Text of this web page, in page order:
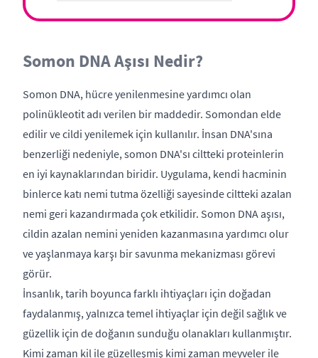
Somon DNA Aşısı Nedir?
Somon DNA, hücre yenilenmesine yardımcı olan
polinükleotit adı verilen bir maddedir. Somondan elde
edilir ve cildi yenilemek için kullanılır. İnsan DNA'sına
benzerliği nedeniyle, somon DNA'sı ciltteki proteinlerin
en iyi kaynaklarından biridir. Uygulama, kendi hacminin
binlerce katı nemi tutma özelliği sayesinde ciltteki azalan
nemi geri kazandırmada çok etkilidir. Somon DNA aşısı,
cildin azalan nemini yeniden kazanmasına yardımcı olur
ve yaşlanmaya karşı bir savunma mekanizması görevi
görür.
İnsanlık, tarih boyunca farklı ihtiyaçları için doğadan
faydalanmış, yalnızca temel ihtiyaçlar için değil sağlık ve
güzellik için de doğanın sunduğu olanakları kullanmıştır.
Kimi zaman kil ile güzelleşmiş kimi zaman meyveler ile